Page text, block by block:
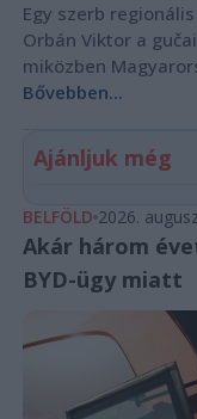
Egy szerb
Orbán Viktor a
miközben
Bővebben...
Ajánljuk még
BELFÖLD 2026.
Akár három
BYD-ügy miatt